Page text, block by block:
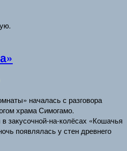
началась с разговора
храма Симогамо.
закусочной-на-колёсах «Кошачья
появлялась у стен древнего